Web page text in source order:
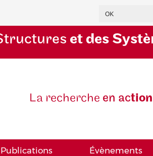
et des Systè
La recherche en action
Publications Évènements